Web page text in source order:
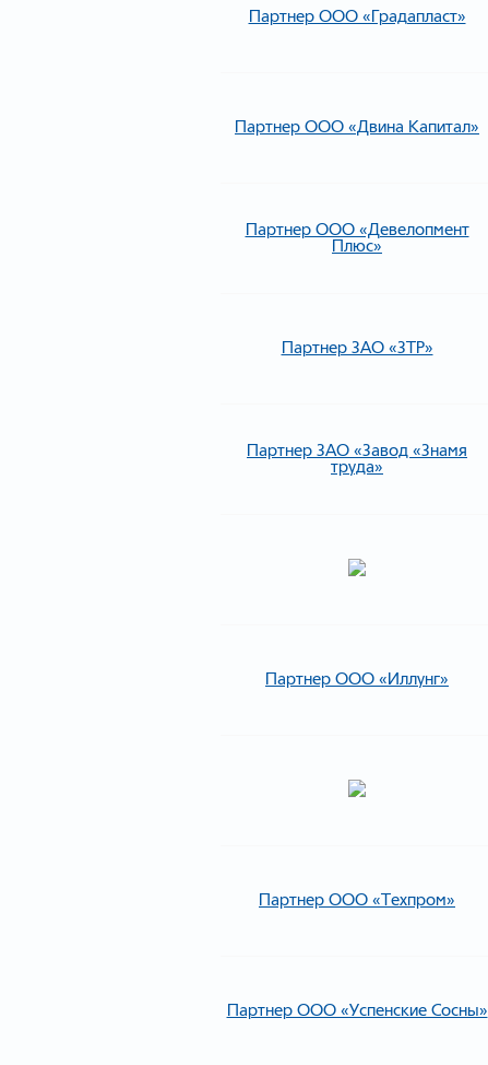
Партнер ООО «Градапласт»
Партнер ООО «Двина Капитал»
Партнер ООО «Девелопмент
Плюс»
Партнер ЗАО «ЗТР»
Партнер ЗАО «Завод «Знамя
труда»
Партнер ООО «Иллунг»
Партнер ООО «Техпром»
Партнер ООО «Успенские Сосны»